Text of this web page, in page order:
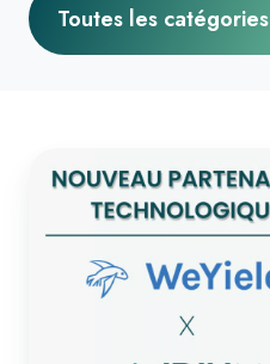
Toutes les catégories
IRIUM
SOFTWARE
WeYield